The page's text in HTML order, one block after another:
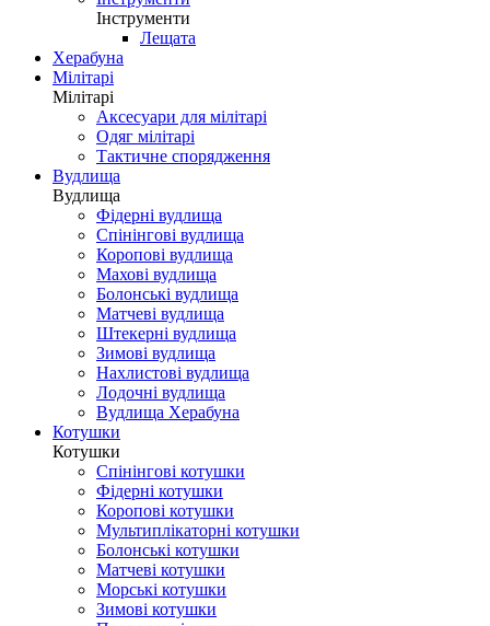
Інструменти
Лещата
Херабуна
Мілітарі
Мілітарі
Аксесуари для мілітарі
Одяг мілітарі
Тактичне спорядження
Вудлища
Вудлища
Фідерні вудлища
Спінінгові вудлища
Коропові вудлища
Махові вудлища
Болонські вудлища
Матчеві вудлища
Штекерні вудлища
Зимові вудлища
Нахлистові вудлища
Лодочні вудлища
Вудлища Херабуна
Котушки
Котушки
Спінінгові котушки
Фідерні котушки
Коропові котушки
Мультиплікаторні котушки
Болонські котушки
Матчеві котушки
Морські котушки
Зимові котушки